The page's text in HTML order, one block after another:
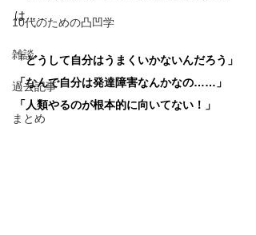
10代のための凸凹学
雑談
過去記事
まとめ
は……
「どうして自分はうまくいかないんだろう」
「なんで自分は発達障害なんかなの……」
「人類やるのが根本的に向いてない！」